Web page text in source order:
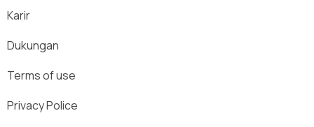
Karir
Dukungan
Terms of use
Privacy Police